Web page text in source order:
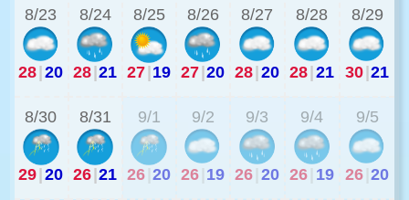
8/23
28 20
8/24
28 21
8/25
27 19
8/26
27 20
8/27
28 20
8/28
28 21
8/29
30 21
8/30
29 20
8/31
26 21
9/1
26 20
9/2
26 19
9/3
26 20
9/4
26 19
9/5
26 20